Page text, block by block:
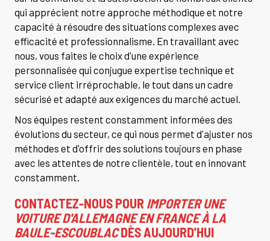
qui apprécient notre approche méthodique et notre
capacité à résoudre des situations complexes avec
efficacité et professionnalisme. En travaillant avec
nous, vous faites le choix d'une expérience
personnalisée qui conjugue expertise technique et
service client irréprochable, le tout dans un cadre
sécurisé et adapté aux exigences du marché actuel.
Nos équipes restent constamment informées des
évolutions du secteur, ce qui nous permet d'ajuster nos
méthodes et d'offrir des solutions toujours en phase
avec les attentes de notre clientèle, tout en innovant
constamment.
CONTACTEZ-NOUS POURIMPORTER UNE
VOITURE D'ALLEMAGNE EN FRANCE À LA
BAULE-ESCOUBLACDÈS AUJOURD'HUI